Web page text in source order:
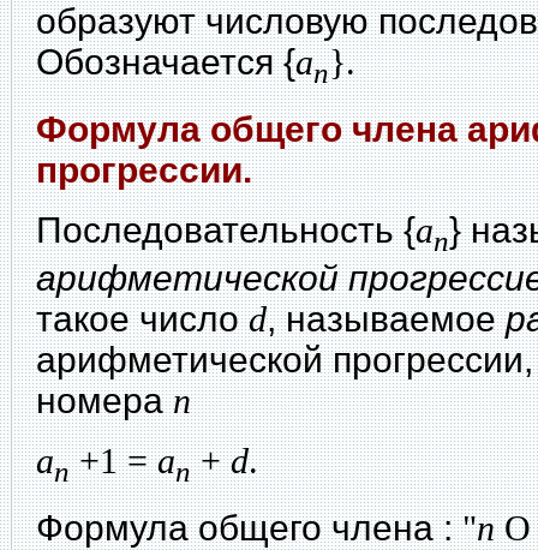
образуют числовую
Обозначается {an}.
Формула общего члена
прогрессии.
Последовательность {an}
арифметической
такое числоd, называемое
арифметической прогрессии,
номераn
an+1 =an+d.
Формула общего члена :"n О